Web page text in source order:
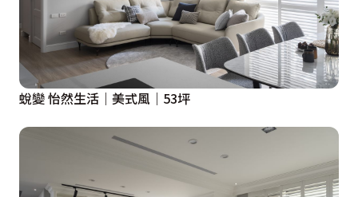
蛻變 怡然生活｜美式風｜53坪